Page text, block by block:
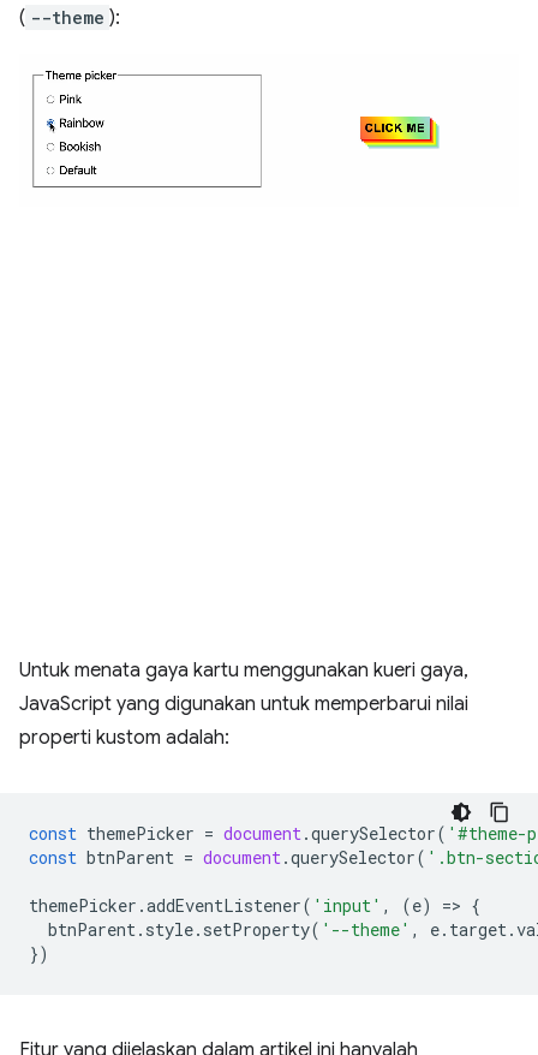
( --theme ):
Untuk menata gaya kartu menggunakan kueri gaya,
JavaScript yang digunakan untuk memperbarui nilai
properti kustom adalah:
const themePicker = document.querySelector(
const btnParent = document.querySelector( '.btn-
themePicker .addEventListener( 'input' , (e) => {
btnParent. style. setProperty( '--theme' , e. target.
})